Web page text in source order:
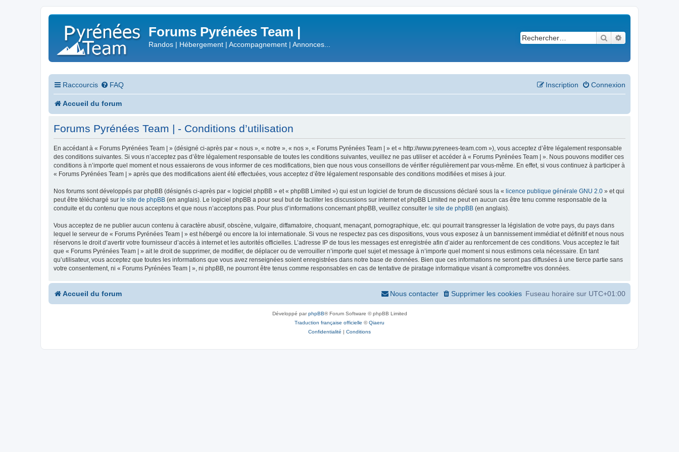
Forums Pyrénées Team |
Randos | Hébergement | Accompagnement | Annonces...
Rechercher
Raccourcis FAQ Connexion
Inscription
Accueil du forum
Forums Pyrénées Team | - Conditions d’utilisation
En accédant à « Forums Pyrénées Team | » (désigné ci-après par « nous », « notre », « nos », « Forums Pyrénées Team | » et « http://www.pyrenees-team.com »), vous acceptez d’être légalement responsable
des conditions suivantes. Si vous n’acceptez pas d’être légalement responsable de toutes les conditions suivantes, veuillez ne pas utiliser et accéder à « Forums Pyrénées Team | ». Nous pouvons modifier ces
conditions à n’importe quel moment et nous essaierons de vous informer de ces modifications, bien que nous vous conseillons de vérifier régulièrement par vous-même. En effet, si vous continuez à participer à
« Forums Pyrénées Team | » après que des modifications aient été effectuées, vous acceptez d’être légalement responsable des conditions modifiées et mises à jour.
Nos forums sont développés par phpBB (désignés ci-après par « logiciel phpBB » et « phpBB Limited ») qui est un logiciel de forum de discussions déclaré sous la « licence publique générale GNU 2.0 » et qui
peut être téléchargé sur le site de phpBB (en anglais). Le logiciel phpBB a pour seul but de faciliter les discussions sur internet et phpBB Limited ne peut en aucun cas être tenu comme responsable de la
conduite et du contenu que nous acceptons et que nous n’acceptons pas. Pour plus d’informations concernant phpBB, veuillez consulter le site de phpBB (en anglais).
Vous acceptez de ne publier aucun contenu à caractère abusif, obscène, vulgaire, diffamatoire, choquant, menaçant, pornographique, etc. qui pourrait transgresser la législation de votre pays, du pays dans
lequel le serveur de « Forums Pyrénées Team | » est hébergé ou encore la loi internationale. Si vous ne respectez pas ces dispositions, vous vous exposez à un bannissement immédiat et définitif et nous nous
réservons le droit d’avertir votre fournisseur d’accès à internet et les autorités officielles. L’adresse IP de tous les messages est enregistrée afin d’aider au renforcement de ces conditions. Vous acceptez le fait
que « Forums Pyrénées Team | » ait le droit de supprimer, de modifier, de déplacer ou de verrouiller n’importe quel sujet et message à n’importe quel moment si nous estimons cela nécessaire. En tant
qu’utilisateur, vous acceptez que toutes les informations que vous avez renseignées soient enregistrées dans notre base de données. Bien que ces informations ne seront pas diffusées à une tierce partie sans
votre consentement, ni « Forums Pyrénées Team | », ni phpBB, ne pourront être tenus comme responsables en cas de tentative de piratage informatique visant à compromettre vos données.
Accueil du forum Fuseau horaire sur UTC+01:00
Supprimer les cookies
Nous contacter
Développé parphpBB® Forum Software © phpBB Limited
Traduction française officielle ©Qiaeru
Confidentialité | Conditions